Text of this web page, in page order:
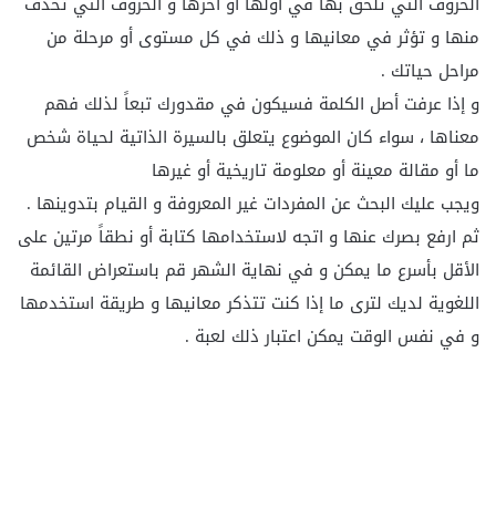
منها و تؤثر في معانيها و ذلك في كل مستوى أو مرحلة من
مراحل حياتك .
و إذا عرفت أصل الكلمة فسيكون في مقدورك تبعاً لذلك فهم
معناها ، سواء كان الموضوع يتعلق بالسيرة الذاتية لحياة شخص
ما أو مقالة معينة أو معلومة تاريخية أو غيرها
ويجب عليك البحث عن المفردات غير المعروفة و القيام بتدوينها .
ثم ارفع بصرك عنها و اتجه لاستخدامها كتابة أو نطقاً مرتين على
الأقل بأسرع ما يمكن و في نهاية الشهر قم باستعراض القائمة
اللغوية لديك لترى ما إذا كنت تتذكر معانيها و طريقة استخدمها
و في نفس الوقت يمكن اعتبار ذلك لعبة .